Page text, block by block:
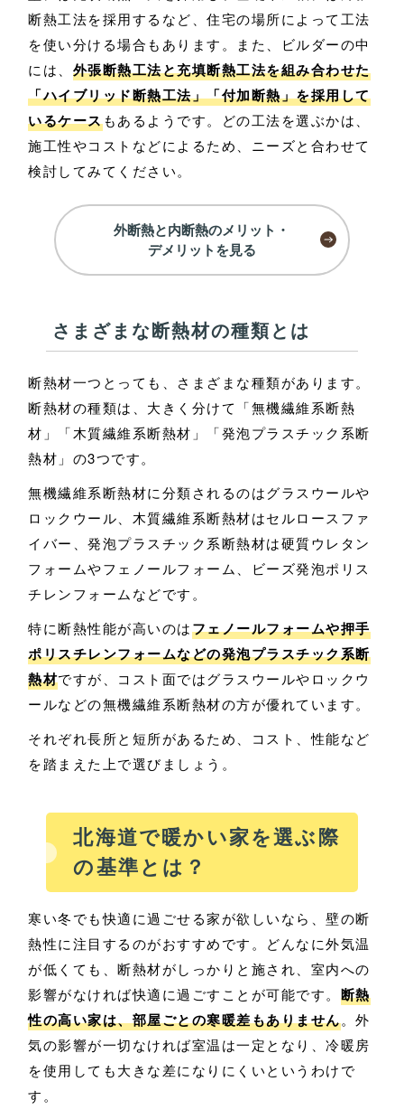
断熱工法を採用するなど、住宅の場所によって工法
を使い分ける場合もあります。また、ビルダーの中
には、 外張断熱工法と充填断熱工法を組み合わせた
「ハイブリッド断熱工法」「付加断熱」を採用して
いるケースもあるようです。どの工法を選ぶかは、
施工性やコストなどによるため、ニーズと合わせて
検討してみてください。
外断熱と内断熱のメリット・
デメリットを見る
さまざまな断熱材の種類とは
断熱材一つとっても、さまざまな種類があります。
断熱材の種類は、大きく分けて「無機繊維系断熱
材」「木質繊維系断熱材」「発泡プラスチック系断
熱材」の3つです。
無機繊維系断熱材に分類されるのはグラスウールや
ロックウール、木質繊維系断熱材はセルロースファ
イバー、発泡プラスチック系断熱材は硬質ウレタン
フォームやフェノールフォーム、ビーズ発泡ポリス
チレンフォームなどです。
特に断熱性能が高いのはフェノールフォームや押手
ポリスチレンフォームなどの発泡プラスチック系断
熱材ですが、コスト面ではグラスウールやロックウ
ールなどの無機繊維系断熱材の方が優れています。
それぞれ長所と短所があるため、コスト、性能など
を踏まえた上で選びましょう。
北海道で暖かい家を選ぶ際
の基準とは？
寒い冬でも快適に過ごせる家が欲しいなら、壁の断
熱性に注目するのがおすすめです。どんなに外気温
が低くても、断熱材がしっかりと施され、室内への
影響がなければ快適に過ごすことが可能です。 断熱
性の高い家は、部屋ごとの寒暖差もありません。外
気の影響が一切なければ室温は一定となり、冷暖房
を使用しても大きな差になりにくいというわけで
す。